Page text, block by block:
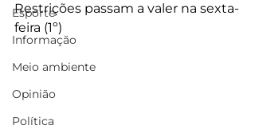
Esporte
Informação
Meio ambiente
Opinião
Política
Restrições passam a valer na sexta-
feira (1º)